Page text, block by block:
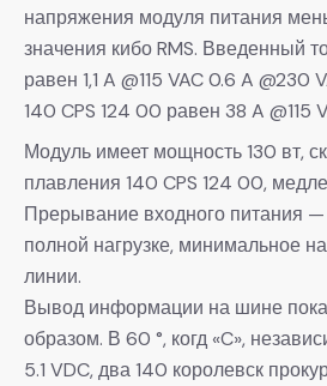
напряжения модуля питания
значения кибо RMS. Введенный
равен 1,1 A @115 VAC 0.6 A @230
140 CPS 124 00 равен 38 A @115
Модуль имеет мощность 130 вт,
плавления 140 CPS 124 00,
Прерывание входного питания —
полной нагрузке, минимальное
линии.
Вывод информации на шине
образом. В 60 °, когд «C»,
5.1 VDC, два 140 королевск